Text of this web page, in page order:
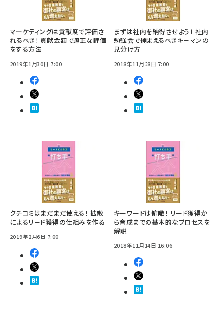
マーケティングは貢献度で評価さ
れるべき！ 貢献金額で適正な評価
をする方法
2019年1月30日 7:00
まずは社内を納得させよう！ 社内
勉強会で捕まえるべきキーマンの
見分け方
2018年11月28日 7:00
クチコミはまだまだ使える！ 拡散
によるリード獲得の仕組みを作る
2019年2月6日 7:00
キーワードは俯瞰！ リード獲得か
ら育成までの基本的なプロセスを
解説
2018年11月14日 16:06